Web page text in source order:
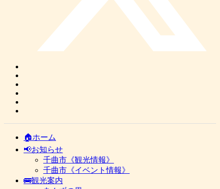
🏠ホーム
📢お知らせ
千曲市《観光情報》
千曲市《イベント情報》
🚌観光案内